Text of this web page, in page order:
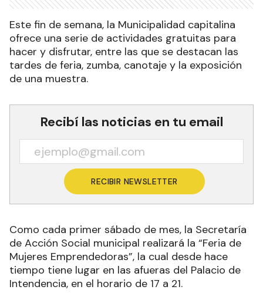
Este fin de semana, la Municipalidad capitalina
ofrece una serie de actividades gratuitas para
hacer y disfrutar, entre las que se destacan las
tardes de feria, zumba, canotaje y la exposición
de una muestra.
Recibí las noticias en tu email
RECIBIR NEWSLETTER
Como cada primer sábado de mes, la Secretaría
de Acción Social municipal realizará la “Feria de
Mujeres Emprendedoras”, la cual desde hace
tiempo tiene lugar en las afueras del Palacio de
Intendencia, en el horario de 17 a 21.